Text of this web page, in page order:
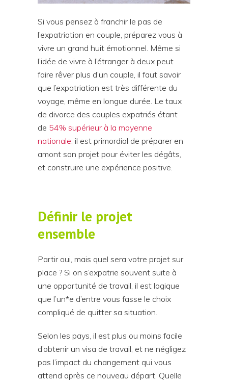
Si vous pensez à franchir le pas de
l’expatriation en couple, préparez vous à
vivre un grand huit émotionnel. Même si
l’idée de vivre à l’étranger à deux peut
faire rêver plus d’un couple, il faut savoir
que l’expatriation est très différente du
voyage, même en longue durée. Le taux
de divorce des couples expatriés étant
de 54% supérieur à la moyenne
nationale, il est primordial de préparer en
amont son projet pour éviter les dégâts,
et construire une expérience positive.
Définir le projet
ensemble
Partir oui, mais quel sera votre projet sur
place ? Si on s’expatrie souvent suite à
une opportunité de travail, il est logique
que l’un*e d’entre vous fasse le choix
compliqué de quitter sa situation.
Selon les pays, il est plus ou moins facile
d’obtenir un visa de travail, et ne négligez
pas l’impact du changement qui vous
attend après ce nouveau départ. Quelle